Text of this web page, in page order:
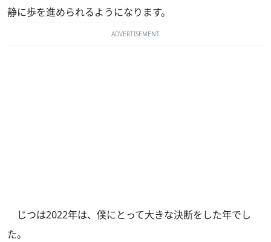
静に歩を進められるようになります。
ADVERTISEMENT
じつは2022年は、僕にとって大きな決断をした年でし
た。